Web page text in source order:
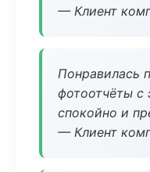
— Клиент
Понравилась
фотоотчёты с
спокойно и
— Клиент